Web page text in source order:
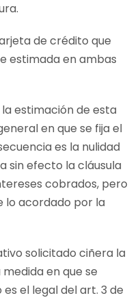
de crédito que
estimada en ambas
estimación de esta
en que se fija el
es la nulidad
sin efecto la cláusula
cobrados, pero
lo acordado por la
solicitado ciñera la
en que se
el legal del art. 3 de